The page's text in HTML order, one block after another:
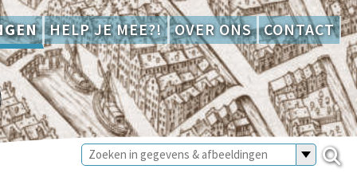
HELP JE MEE?! OVER ONS CONTACT